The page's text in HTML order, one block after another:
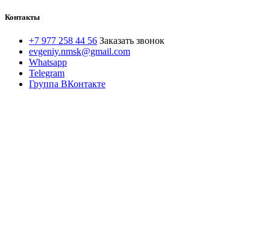
Контакты
+7 977 258 44 56 Заказать звонок
evgeniy.nmsk@gmail.com
Whatsapp
Telegram
Группа ВКонтакте